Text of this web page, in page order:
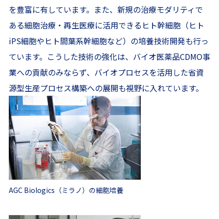
を豊富に有しています。また、新規の治療モダリティで
ある細胞治療・再生医療に活用できるヒト幹細胞（ヒト
iPS細胞やヒト間葉系幹細胞など）の培養技術開発も行っ
ています。こうした技術の強化は、バイオ医薬品CDMO事
業への貢献のみならず、バイオプロセスを活用した省資
源型生産プロセス構築への展開も視野に入れています。
AGC Biologics（ミラノ）の細胞培養